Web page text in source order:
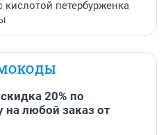
петербурженка
20% по
на любой заказ от